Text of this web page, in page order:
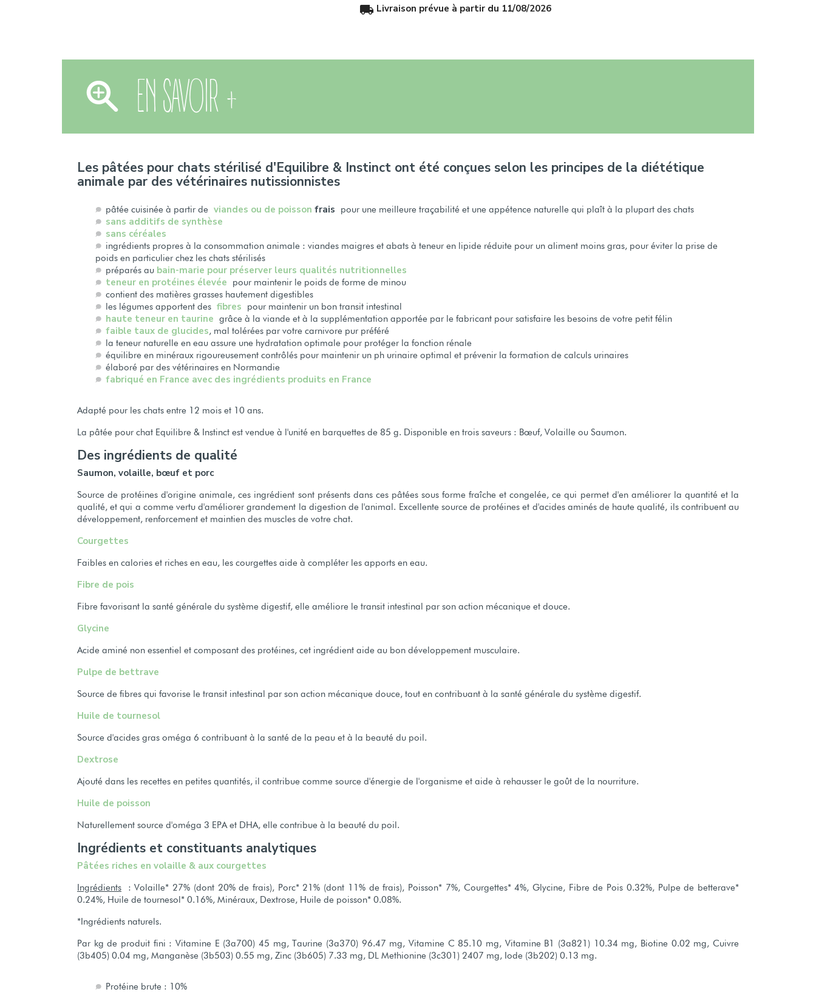
local_shipping Livraison prévue à partir du 11/08/2026
EN SAVOIR +
Les pâtées pour chats stérilisé d'Equilibre & Instinct ont été conçues selon les principes de la diététique
animale par des vétérinaires nutissionnistes
pâtée cuisinée à partir de viandes ou de poisson frais pour une meilleure traçabilité et une appétence naturelle qui plaît à la plupart des chats
sans additifs de synthèse
sans céréales
ingrédients propres à la consommation animale : viandes maigres et abats à teneur en lipide réduite pour un aliment moins gras, pour éviter la prise de
poids en particulier chez les chats stérilisés
préparés au bain-marie pour préserver leurs qualités nutritionnelles
teneur en protéines élevée pour maintenir le poids de forme de minou
contient des matières grasses hautement digestibles
les légumes apportent des fibres pour maintenir un bon transit intestinal
haute teneur en taurine grâce à la viande et à la supplémentation apportée par le fabricant pour satisfaire les besoins de votre petit félin
faible taux de glucides , mal tolérées par votre carnivore pur préféré
la teneur naturelle en eau assure une hydratation optimale pour protéger la fonction rénale
équilibre en minéraux rigoureusement contrôlés pour maintenir un ph urinaire optimal et prévenir la formation de calculs urinaires
élaboré par des vétérinaires en Normandie
fabriqué en France avec des ingrédients produits en France
Adapté pour les chats entre 12 mois et 10 ans.
La pâtée pour chat Equilibre & Instinct est vendue à l'unité en barquettes de 85 g. Disponible en trois saveurs : Bœuf, Volaille ou Saumon.
Des ingrédients de qualité
Saumon, volaille, bœuf et porc
Source de protéines d'origine animale, ces ingrédient sont présents dans ces pâtées sous forme fraîche et congelée, ce qui permet d'en améliorer la quantité et la
qualité, et qui a comme vertu d'améliorer grandement la digestion de l'animal. Excellente source de protéines et d'acides aminés de haute qualité, ils contribuent au
développement, renforcement et maintien des muscles de votre chat.
Courgettes
Faibles en calories et riches en eau, les courgettes aide à compléter les apports en eau.
Fibre de pois
Fibre favorisant la santé générale du système digestif, elle améliore le transit intestinal par son action mécanique et douce.
Glycine
Acide aminé non essentiel et composant des protéines, cet ingrédient aide au bon développement musculaire.
Pulpe de bettrave
Source de fibres qui favorise le transit intestinal par son action mécanique douce, tout en contribuant à la santé générale du système digestif.
Huile de tournesol
Source d'acides gras oméga 6 contribuant à la santé de la peau et à la beauté du poil.
Dextrose
Ajouté dans les recettes en petites quantités, il contribue comme source d'énergie de l'organisme et aide à rehausser le goût de la nourriture.
Huile de poisson
Naturellement source d'oméga 3 EPA et DHA, elle contribue à la beauté du poil.
Ingrédients et constituants analytiques
Pâtées riches en volaille & aux courgettes
Ingrédients : Volaille* 27% (dont 20% de frais), Porc* 21% (dont 11% de frais), Poisson* 7%, Courgettes* 4%, Glycine, Fibre de Pois 0.32%, Pulpe de betterave*
0.24%, Huile de tournesol* 0.16%, Minéraux, Dextrose, Huile de poisson* 0.08%.
*Ingrédients naturels.
Par kg de produit fini : Vitamine E (3a700) 45 mg, Taurine (3a370) 96.47 mg, Vitamine C 85.10 mg, Vitamine B1 (3a821) 10.34 mg, Biotine 0.02 mg, Cuivre
(3b405) 0.04 mg, Manganèse (3b503) 0.55 mg, Zinc (3b605) 7.33 mg, DL Methionine (3c301) 2407 mg, Iode (3b202) 0.13 mg.
Protéine brute : 10%